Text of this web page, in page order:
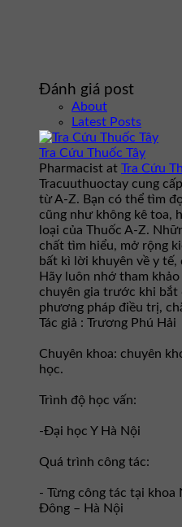
Đánh giá post
About
Latest Posts
Tra Cứu Thuốc Tây
Pharmacist at Tra Cứu
Tracuuthuoctay cung
từ A-Z. Bạn có thể tìm
cũng như không kê toa,
loại của Thuốc A-Z.
chất tìm hiểu, mở rộng
bất kì lời khuyên về y
Hãy luôn nhớ tham
chuyên gia trước khi bắt
phương pháp điều trị,
Tác giả : Trương Phú Hải
Chuyên khoa: chuyên
học.
Trình độ học vấn:
-Đại học Y Hà Nội
Quá trình công tác:
- Từng công tác tại khoa
Đông – Hà Nội